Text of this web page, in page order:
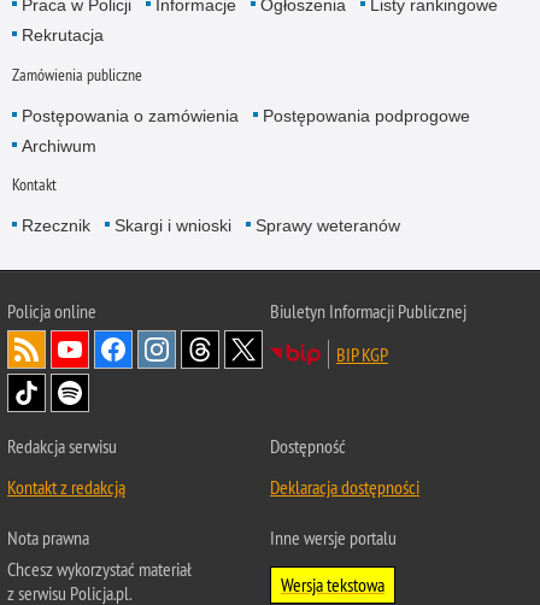
Praca w Policji Informacje Ogłoszenia
Listy rankingowe
Rekrutacja
Zamówienia publiczne
Postępowania o zamówienia
Postępowania podprogowe
Archiwum
Kontakt
Rzecznik Skargi i wnioski Sprawy weteranów
Policjaonline
Biuletyn Informacji Publicznej
BIP KGP
Redakcja serwisu
Kontakt z redakcją
Dostępność
Deklaracja dostępności
Nota prawna
Chcesz wykorzystać materiał
z serwisu Policja.pl.
Inne wersje portalu
Wersja tekstowa